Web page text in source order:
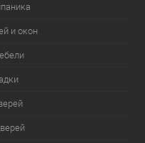
и окон